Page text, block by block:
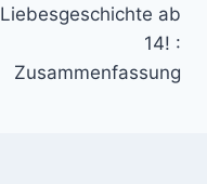
Liebesgeschichte ab
14! :
Zusammenfassung